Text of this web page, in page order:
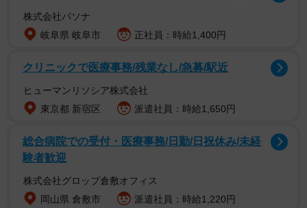
ます。お会計の際、レジの画面には「20歳以上ですか？」
の文字が。すると杏は「まだ20歳（ハタチ）じゃなかった
です…でも5分でなります」とレジのアルバイト・吉田に告
げました。
株式会社パソナ
岐阜県 岐阜市
正社員：時給1,400円
クリニックで医療事務/残業なし/急募/駅近
ヒューマンリソシア株式会社
東京都 新宿区
派遣社員：時給1,650円
総合病院での受付・医療事務/日勤/日祝休み/未経
験者歓迎
株式会社グロップ倉敷オフィス
岡山県 倉敷市
派遣社員：時給1,220円